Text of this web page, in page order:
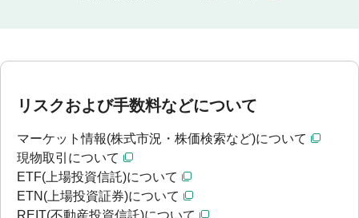
リスクおよび手数料などについて
マーケット情報(株式市況・株価検索など)について
現物取引について
ETF(上場投資信託)について
ETN(上場投資証券)について
REIT(不動産投資信託)について